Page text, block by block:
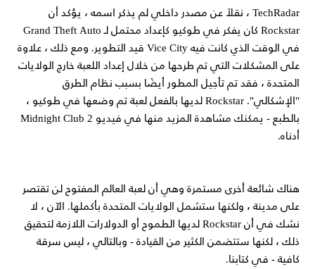
TechRadar ، نقلاً عن مصدر داخلي لم يذكر اسمه ، يؤكد أن
Rockstar كان يفكر في طوكيو كإعداد محتمل لـ Grand Theft Auto
في الوقت الذي كانت فيه Vice City قيد التطوير. ومع ذلك ، علاوة
على المشكلات التي تم طرحها من خلال إعداد اللعبة خارج الولايات
المتحدة ، فقد تم تأجيل المطور أيضًا بسبب نظام الطرق
"الإشكالي". Rockstar لديها بالفعل لعبة تم وضعها في طوكيو ،
بالطبع - يمكنك مشاهدة المزيد منها في فيديو Midnight Club 2
أدناه.
هناك شائعة أخرى مستمرة وهي أن لعبة العالم المفتوح لن تقتصر
على مدينة ، ولكنها ستشمل الولايات المتحدة بأكملها. الآن ، لا
نشك في أن Rockstar لديها الطموح أو الدولارات اللازمة لتحقيق
ذلك ، لكنها ستتضمن الكثير من القيادة - وبالتالي ، ليس سرقة
كافية - في كتابنا.